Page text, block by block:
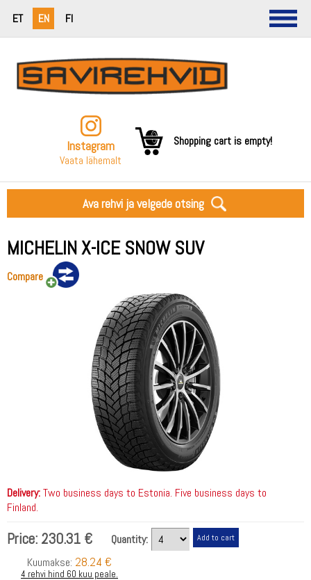
ET EN FI
Instagram
Vaata lähemalt
Shopping cart is empty!
Ava rehvi ja velgede otsing
MICHELIN X-ICE SNOW SUV
Compare
Delivery:Two business days to Estonia. Five business days to
Finland.
Price: 230.31 €
Quantity:
Kuumakse: 28.24 €
4 rehvi hind 60 kuu peale.